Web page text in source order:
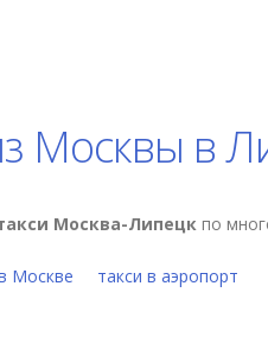
Москвы в
Москва-Липецк по
Москве такси в аэропорт